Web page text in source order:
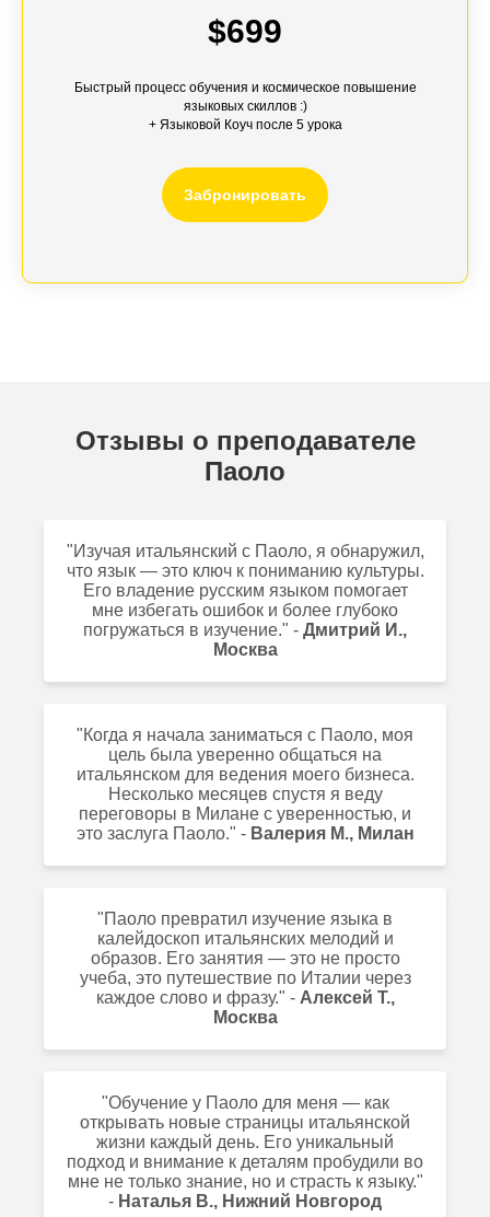
$699
Быстрый процесс обучения и космическое повышение
языковых скиллов :)
+ Языковой Коучпосле 5 урока
Забронировать
Отзывы о преподавателе
Паоло
"Изучая итальянский с Паоло, я обнаружил,
что язык — это ключ к пониманию культуры.
Его владение русским языком помогает
мне избегать ошибок и более глубоко
погружаться в изучение." - Дмитрий И.,
Москва
"Когда я начала заниматься с Паоло, моя
цель была уверенно общаться на
итальянском для ведения моего бизнеса.
Несколько месяцев спустя я веду
переговоры в Милане с уверенностью, и
это заслуга Паоло." - Валерия М., Милан
"Паоло превратил изучение языка в
калейдоскоп итальянских мелодий и
образов. Его занятия — это не просто
учеба, это путешествие по Италии через
каждое слово и фразу." - Алексей Т.,
Москва
"Обучение у Паоло для меня — как
открывать новые страницы итальянской
жизни каждый день. Его уникальный
подход и внимание к деталям пробудили во
мне не только знание, но и страсть к языку."
- Наталья В., Нижний Новгород